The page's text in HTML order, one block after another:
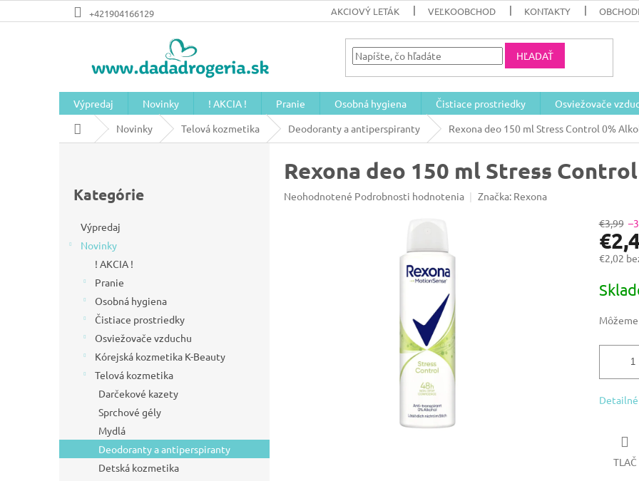
na
+421904166129 AKCIOVÝ LETÁK VEĽKOOBCHOD KONTAKTY
HĽADAŤ
Výpredaj Novinky ! AKCIA ! Pranie Osobná hygiena Čistiace prostriedky Osviežovače
DomovNovinky Telová kozmetika Deodoranty a antiperspiranty Rexona deo 150 ml Stress Control 0%
p
kategórie
Kategórie
Výpredaj
Novinky
! AKCIA !
Pranie
Osobná hygiena
Čistiace prostriedky
Osviežovače vzduchu
Kórejská kozmetika K-Beauty
Telová kozmetika
Darčekové kazety
Sprchové gély
Mydlá
Deodoranty a antiperspiranty
Detská kozmetika
Rexona deo 150 ml Stress
Priemerné
Neohodnotené Podrobnosti hodnotenia Značka: Rexona
€3,99
€2,02
cena:
TLAČ